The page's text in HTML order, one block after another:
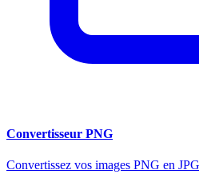
Convertisseur PNG
Convertissez vos images PNG en